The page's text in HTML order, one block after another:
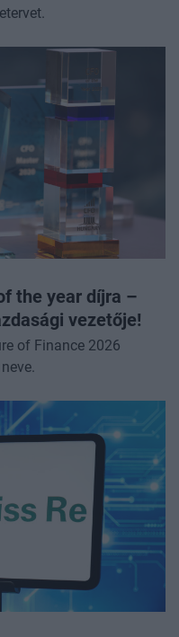
the year díjra –
vezetője!
of Finance 2026